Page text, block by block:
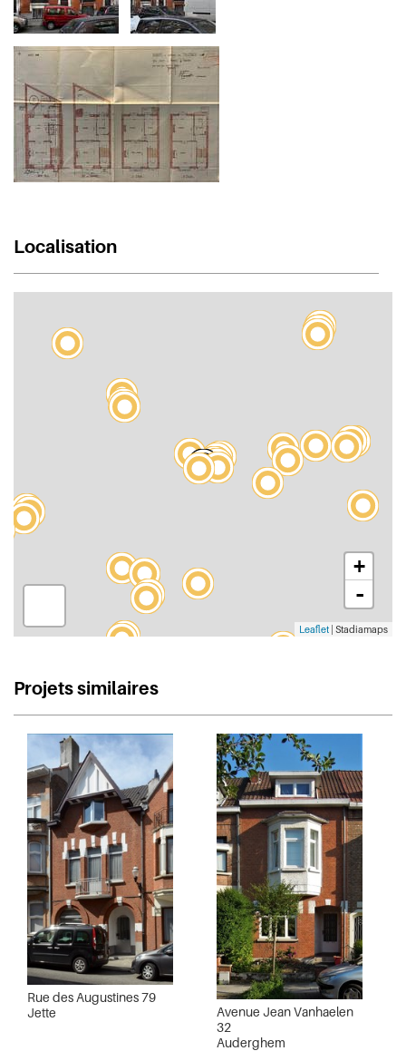
Localisation
+
-
Leaflet | Stadiamaps
Projets similaires
Rue des Augustines 79
Jette
Avenue Jean Vanhaelen
32
Auderghem